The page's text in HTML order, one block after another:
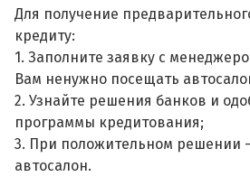
Для получение
кредиту:
1. Заполните заявку с
Вам ненужно посещать
2. Узнайте решения банков и
программы кредитования;
3. При положительном решении
автосалон.